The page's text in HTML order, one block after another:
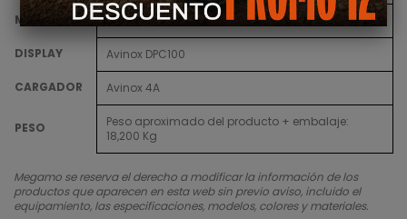
MOTOR Avinox M2, 110Nm, 1100W
DISPLAY Avinox DPC100
CARGADOR Avinox 4A
PESO
Peso aproximado del producto + embalaje:
18,200 Kg
Megamo se reserva el derecho a modificar la información de los
productos que aparecen en esta web sin previo aviso, incluido el
equipamiento, las especificaciones, modelos, colores y materiales.